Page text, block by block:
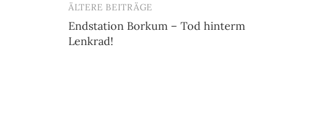
Beitragsnavigation
ÄLTERE BEITRÄGE
Endstation Borkum – Tod hinterm
Lenkrad!